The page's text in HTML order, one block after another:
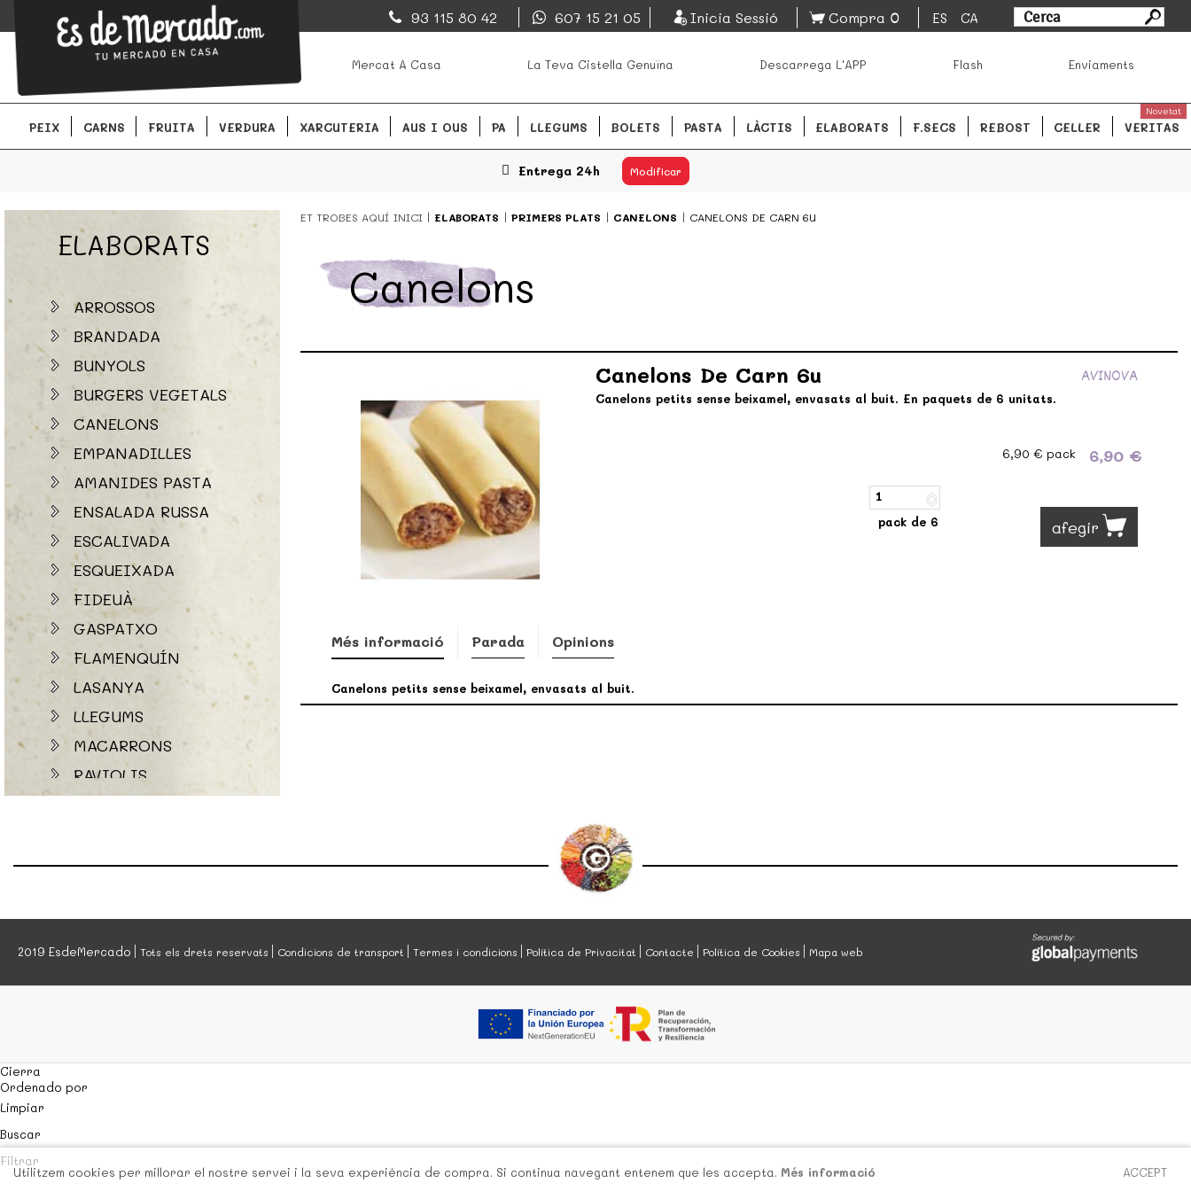
EsDeMercado.com
EsDeMercado.com te lleva a casa los mejores productos de los mejores mercados de
Barcelona y de productores locales.
EsDeMercado.com
Barcelona y de productores locales.
93 115 80 42 607 15 21 05 Inicia Sessió Compra 0 ES CA
Mercat A Casa La Teva Cistella Genuïna Descarrega L'APP Flash Enviaments
PEIX CARNS FRUITA VERDURA XARCUTERIA AUS I OUS PA LLEGUMS BOLETS PASTA LÀCTIS ELABORATS F.SECS REBOST CELLER VERITAS
Novetat
Entrega 24h Modificar
ELABORATS
ARROSSOS
BRANDADA
BUNYOLS
BURGERS VEGETALS
CANELONS
EMPANADILLES
AMANIDES PASTA
ENSALADA RUSSA
ESCALIVADA
ESQUEIXADA
FIDEUÀ
GASPATXO
FLAMENQUÍN
LASANYA
LLEGUMS
MACARRONS
RAVIOLIS
TRUITES
ET TROBES AQUÍ INICI ELABORATS PRIMERS PLATS CANELONS CANELONS DE CARN 6U
Canelons
AVINOVA
Canelons De Carn 6u
Canelons petits sense beixamel, envasats al buit. En paquets de 6 unitats.
6,90 €
6,90 € pack
pack de 6 afegir
Més informació Parada Opinions
Canelons petits sense beixamel, envasats al buit.
2019 EsdeMercado Tots els drets reservats Condicions de transport Termes i condicions Política de Privacitat Contacte Política de Cookies Mapa web
ACCEPT
Utilitzem cookies per millorar el nostre servei i la seva experiència de compra. Si continua navegant entenem que les accepta. Més informació
Cierra
Ordenado por
Limpiar
Buscar
Filtrar